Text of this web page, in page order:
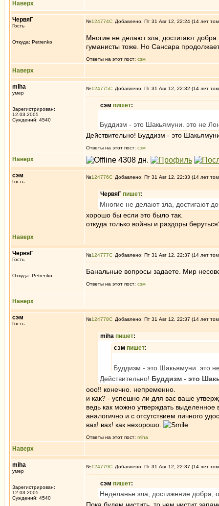
Наверх
ЧервяГ
Гость
Откуда: Petrenko
№124774 Добавлено: Пт 31 Авг 12, 22:24 (14 лет
Многие не делают зла, достигают
гуманисты тоже. Но Сансара
Ответы на этот пост: сэм
Наверх
miha
умер
Зарегистрирован:
12.03.2005
Суждений: 4540
№124775 Добавлено: Пт 31 Авг 12, 22:32 (14 лет
сэм пишет:
Буддизм - это Шакьямуни. это не
Действительно! Буддизм - это
Ответы на этот пост: сэм
Наверх
сэм
Гость
№124776 Добавлено: Пт 31 Авг 12, 22:33 (14 лет
ЧервяГ пишет:
Многие не делают зла, достигают
хорошо бы если это было так.
откуда только войны и раздоры
Наверх
ЧервяГ
Гость
Откуда: Petrenko
№124777 Добавлено: Пт 31 Авг 12, 22:37 (14 лет
Банальные вопросы задаете. Мир
Ответы на этот пост: сэм
Наверх
сэм
Гость
№124778 Добавлено: Пт 31 Авг 12, 22:37 (14 лет
miha пишет:
сэм пишет:
Буддизм - это Шакьямуни. это
Действительно! Буддизм - это
ооо!! конечно. непременно.
и как? - успешно ли для вас ваше
ведь как можно утверждать
аналогично и с отсутствием личного
вах! вах! как нехорошо.
Ответы на этот пост: miha
Наверх
miha
умер
Зарегистрирован:
12.03.2005
Суждений: 4540
№124779 Добавлено: Пт 31 Авг 12, 22:37 (14 лет
сэм пишет:
Неделанье зла, достижение добра,